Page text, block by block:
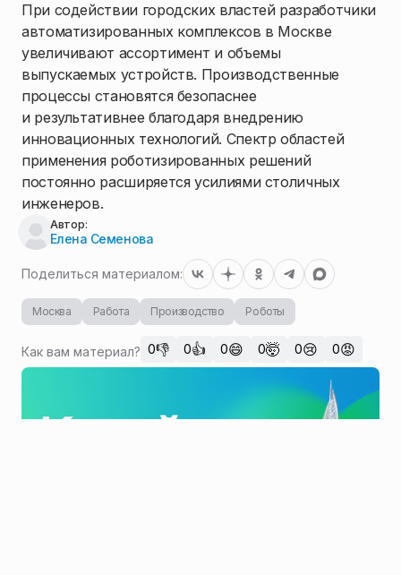
При содействии городских властей разработчики
автоматизированных комплексов в Москве
увеличивают ассортимент и объемы
выпускаемых устройств. Производственные
процессы становятся безопаснее
и результативнее благодаря внедрению
инновационных технологий. Спектр областей
применения роботизированных решений
постоянно расширяется усилиями столичных
инженеров.
Автор:
Елена Семенова
Поделиться материалом:
Москва Работа Производство Роботы
Как вам материал? 0👎 0👍 0😄 0🤯 0😢 0😡